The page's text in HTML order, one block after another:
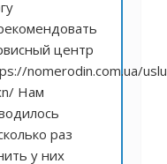
центр
nomerodin.com.ua/
Нам
раз
у них